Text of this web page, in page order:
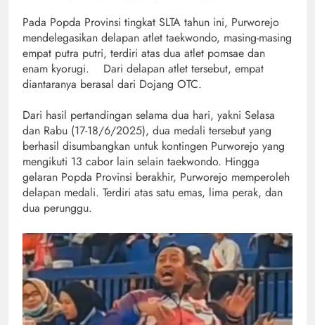
Pada Popda Provinsi tingkat SLTA tahun ini, Purworejo
mendelegasikan delapan atlet taekwondo, masing-masing
empat putra putri, terdiri atas dua atlet pomsae dan
enam kyorugi. Dari delapan atlet tersebut, empat
diantaranya berasal dari Dojang OTC.
Dari hasil pertandingan selama dua hari, yakni Selasa
dan Rabu (17-18/6/2025), dua medali tersebut yang
berhasil disumbangkan untuk kontingen Purworejo yang
mengikuti 13 cabor lain selain taekwondo. Hingga
gelaran Popda Provinsi berakhir, Purworejo memperoleh
delapan medali. Terdiri atas satu emas, lima perak, dan
dua perunggu.